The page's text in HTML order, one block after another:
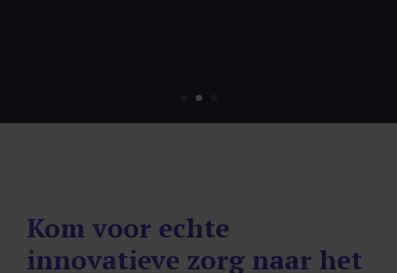
Kom voor echte
innovatieve zorg naar het